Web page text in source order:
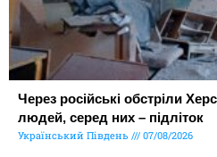
Через російські обстріли
людей, серед них – підліток
Український Південь 07/08/2026